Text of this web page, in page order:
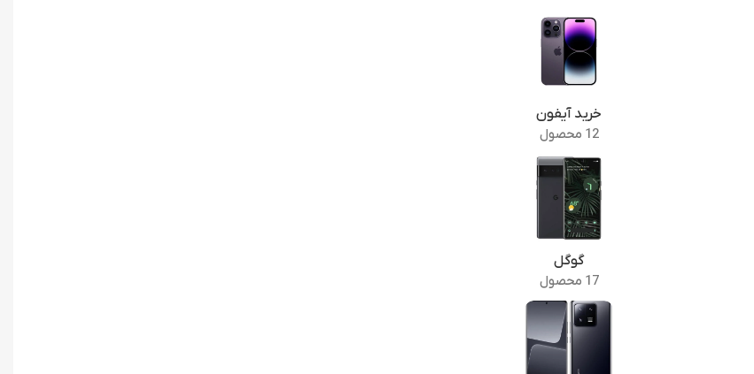
خرید آیفون
12 محصول
گوگل
17 محصول